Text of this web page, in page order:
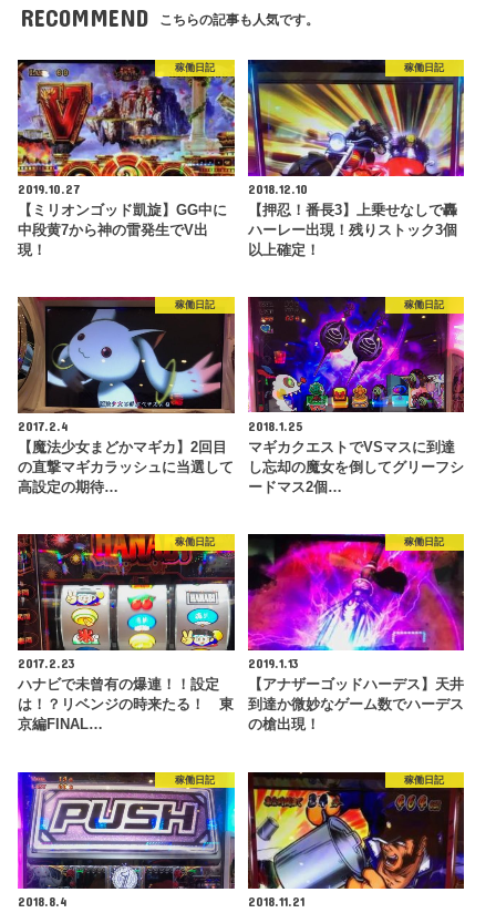
RECOMMEND こちらの記事も人気です。
稼働日記
2019.10.27
【ミリオンゴッド凱旋】GG中に
中段黄7から神の雷発生でV出
現！
稼働日記
2018.12.10
【押忍！番長3】上乗せなしで轟
ハーレー出現！残りストック3個
以上確定！
稼働日記
2017.2.4
【魔法少女まどかマギカ】2回目
の直撃マギカラッシュに当選して
高設定の期待…
稼働日記
2018.1.25
マギカクエストでVSマスに到達
し忘却の魔女を倒してグリーフシ
ードマス2個…
稼働日記
2017.2.23
ハナビで未曾有の爆連！！設定
は！？リベンジの時来たる！ 東
京編FINAL…
稼働日記
2019.1.13
【アナザーゴッドハーデス】天井
到達か微妙なゲーム数でハーデス
の槍出現！
稼働日記
2018.8.4
稼働日記
2018.11.21